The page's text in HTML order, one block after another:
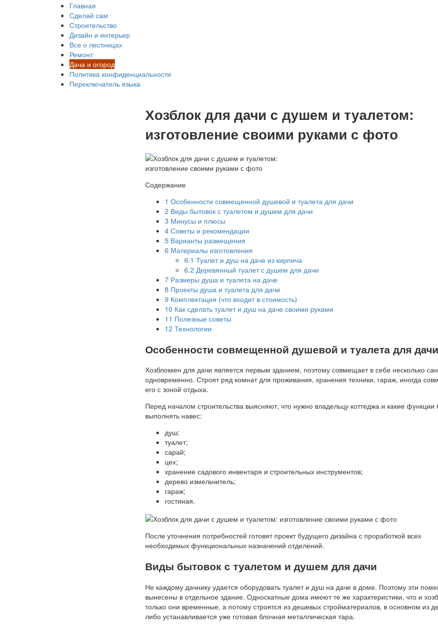
Главная
Сделай сам
Строительство
Дизайн и интерьер
Все о лестницах
Ремонт
Дача и огород
Политика конфиденциальности
Переключатель языка
Хозблок для дачи с душем и туалетом:
изготовление своими руками с фото
Содержание
1 Особенности совмещенной душевой и туалета для дачи
2 Виды бытовок с туалетом и душем для дачи
3 Минусы и плюсы
4 Советы и рекомендации
5 Варианты размещения
6 Материалы изготовления
6.1 Туалет и душ на даче из кирпича
6.2 Деревянный туалет с душем для дачи
7 Размеры душа и туалета на даче
8 Проекты душа и туалета для дачи
9 Комплектация (что входит в стоимость)
10 Как сделать туалет и душ на даче своими руками
11 Полезные советы
12 Технологии
Особенности совмещенной душевой и туалета для дачи
Хозблоккен для дачи является первым зданием, поэтому совмещает в себе несколько
одновременно. Строят ряд комнат для проживания, хранения техники, гараж, иногда
его с зоной отдыха.
Перед началом строительства выясняют, что нужно владельцу коттеджа и какие функции
выполнять навес:
душ;
туалет;
сарай;
цех;
хранение садового инвентаря и строительных инструментов;
дерево измельчитель;
гараж;
гостиная.
После уточнения потребностей готовят проект будущего дизайна с проработкой всех
необходимых функциональных назначений отделений.
Виды бытовок с туалетом и душем для дачи
Не каждому дачнику удается оборудовать туалет и душ на даче в доме. Поэтому эти
вынесены в отдельное здание. Односкатные дома имеют те же характеристики, что и
только они временные, а потому строятся из дешевых стройматериалов, в основном из
либо устанавливается уже готовая блочная металлическая тара.